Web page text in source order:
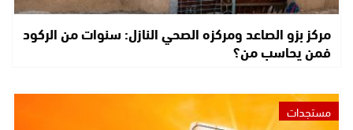
مركز بزو الصاعد ومركزه الصحي النازل: سنوات من الركود
فمن يحاسب من؟
مستجدات